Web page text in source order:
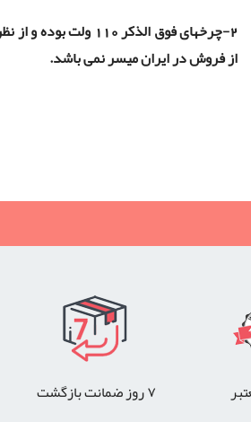
2-چرخهای فوق
از فروش در ایران میسر نمی باشد.
۷ روز ضمانت بازگشت